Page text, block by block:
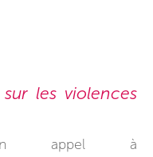
les violences
un appel à